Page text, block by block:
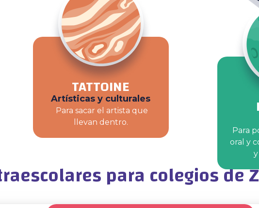
TATTOINE
Artísticas y culturales
Para sacar el artista que
llevan dentro.
Para
oral y
para colegios de